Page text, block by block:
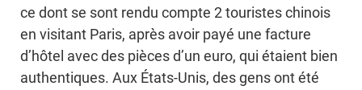
ce dont se sont rendu compte 2 touristes chinois
en visitant Paris, après avoir payé une facture
d’hôtel avec des pièces d’un euro, qui étaient bien
authentiques. Aux États-Unis, des gens ont été